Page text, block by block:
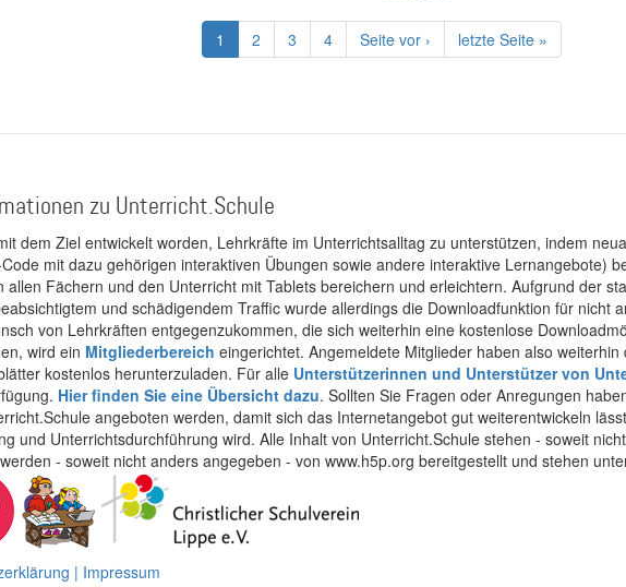
Aktuelle
Seite
1 Page
2 Page
3 Page
4
Nächste
Seite
Seite vor ›
Letzte
Seite
letzte Seite »
zu Unterricht.Schule
dem Ziel entwickelt worden, Lehrkräfte im Unterrichtsalltag zu unterstützen, indem
mit dazu gehörigen interaktiven Übungen sowie andere interaktive Lernangebote)
allen Fächern und den Unterricht mit Tablets bereichern und erleichtern. Aufgrund der
und schädigendem Traffic wurde allerdings die Downloadfunktion für nicht
von Lehrkräften entgegenzukommen, die sich weiterhin eine kostenlose
wird ein Mitgliederbereich eingerichtet. Angemeldete Mitglieder haben also
kostenlos herunterzuladen. Für alle Unterstützerinnen und Unterstützer von
Hier finden Sie eine Übersicht dazu. Sollten Sie Fragen oder Anregungen
angeboten werden, damit sich das Internetangebot gut weiterentwickeln
und Unterrichtsdurchführung wird. Alle Inhalt von Unterricht.Schule stehen - soweit
- soweit nicht anders angegeben - von www.h5p.org bereitgestellt und stehen
| Impressum